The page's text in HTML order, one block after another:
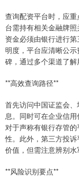
查询配资平台时，应
台需持有相关金融牌
资金必须由银行进行
明度，平台应清晰公
碑，通过多个渠道了解
**高效查询路径**
首先访问中国证监会
息。同时可在企业信用
对于声称有银行存管
性。此外，第三方投
价值，但需注意辨别水
**风险识别要点**